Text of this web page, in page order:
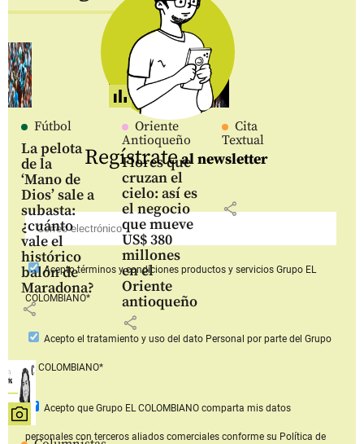
Fútbol
La pelota
de la
‘Mano de
Dios’ sale a
subasta:
¿cuánto
vale el
histórico
balón de
Maradona?
share
Oriente
Antioqueño
Flores que
cruzan el
cielo: así es
el negocio
que mueve
US$ 380
millones
en el
Oriente
antioqueño
share
Cita
Textual
share
Regístrateal newsletter
Aceptotérminos y condiciones productos y serviciosGrupo EL
COLOMBIANO*
Acepto el tratamiento y uso del dato Personal por parte del Grupo
EL COLOMBIANO*
Acepto que Grupo EL COLOMBIANOcomparta mis datos
personales con terceros aliados comerciales conforme su Política de